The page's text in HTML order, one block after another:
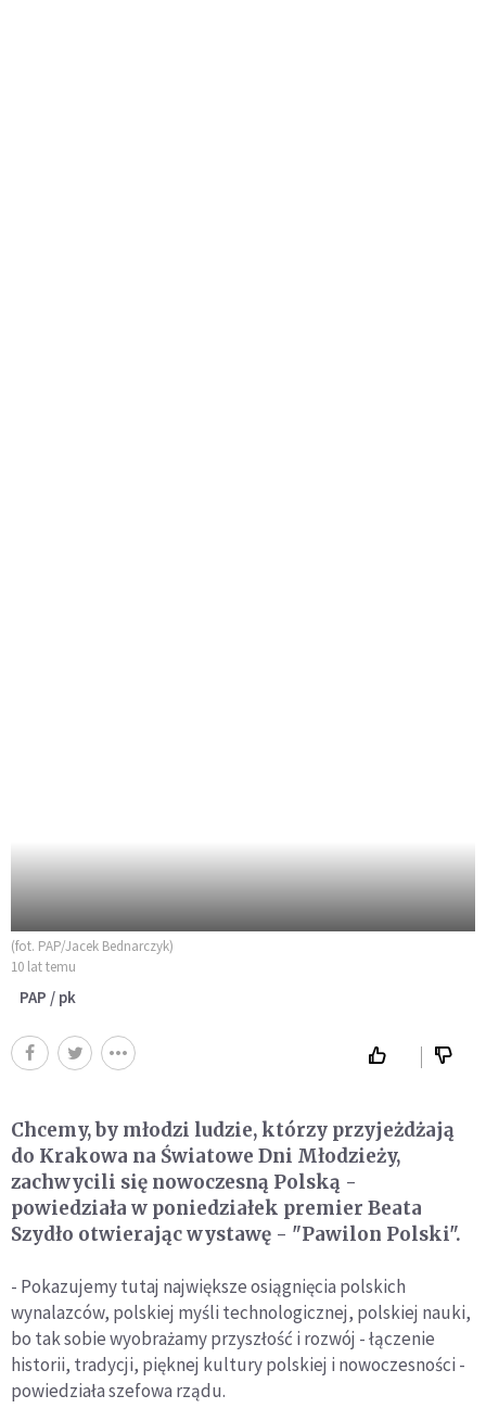
(fot. PAP/Jacek Bednarczyk)
10 lat temu
PAP / pk
Chcemy, by młodzi ludzie, którzy przyjeżdżają
do Krakowa na Światowe Dni Młodzieży,
zachwycili się nowoczesną Polską -
powiedziała w poniedziałek premier Beata
Szydło otwierając wystawę - "Pawilon Polski".
- Pokazujemy tutaj największe osiągnięcia polskich
wynalazców, polskiej myśli technologicznej, polskiej nauki,
bo tak sobie wyobrażamy przyszłość i rozwój - łączenie
historii, tradycji, pięknej kultury polskiej i nowoczesności -
powiedziała szefowa rządu.